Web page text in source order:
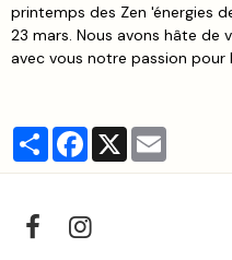
printemps des Zen 'énergies
23 mars. Nous avons hâte
avec vous notre passion pour
PartagerFacebook
X